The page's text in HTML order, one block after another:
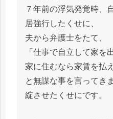
７年前の浮気発覚時、
居強行したくせに、
夫から弁護士をたて、
「仕事で自立して家を
家に住むなら家賃を払え
と無謀な事を言ってき
綻させたくせにです。